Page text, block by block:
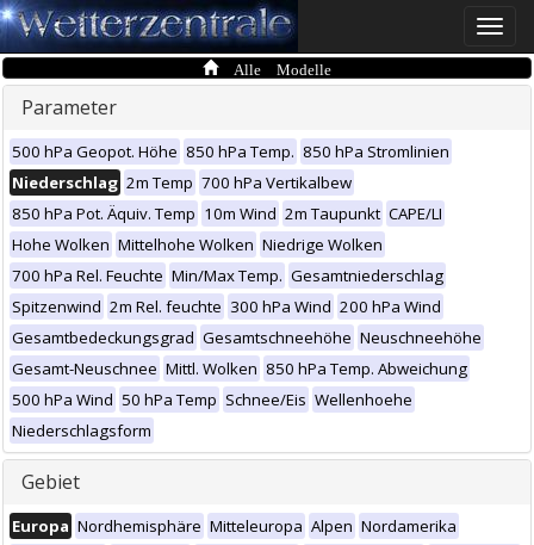
Toggle
Alle Modelle
Parameter
500 hPa Geopot. Höhe 850 hPa Temp. 850 hPa Stromlinien
Niederschlag 2m Temp 700 hPa Vertikalbew
850 hPa Pot. Äquiv. Temp 10m Wind 2m Taupunkt CAPE/LI
Hohe Wolken Mittelhohe Wolken Niedrige Wolken
700 hPa Rel. Feuchte Min/Max Temp. Gesamtniederschlag
Spitzenwind 2m Rel. feuchte 300 hPa Wind 200 hPa Wind
Gesamtbedeckungsgrad Gesamtschneehöhe Neuschneehöhe
Gesamt-Neuschnee Mittl. Wolken 850 hPa Temp. Abweichung
500 hPa Wind 50 hPa Temp Schnee/Eis Wellenhoehe
Niederschlagsform
Gebiet
Europa Nordhemisphäre Mitteleuropa Alpen Nordamerika